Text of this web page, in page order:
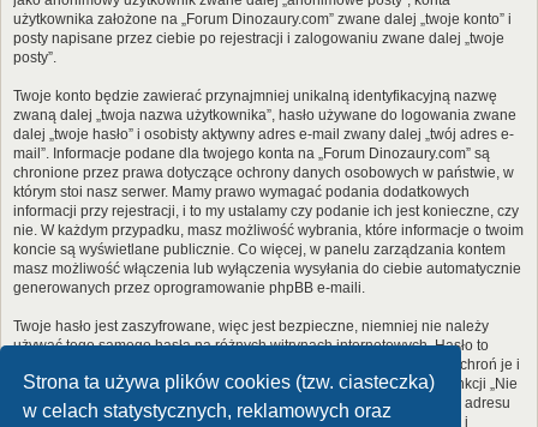
Strona ta używa plików cookies (tzw. ciasteczka)
w celach statystycznych, reklamowych oraz
użytkownika założone na „Forum Dinozaury.com” zwane dalej „twoje konto” i
posty napisane przez ciebie po rejestracji i zalogowaniu zwane dalej „twoje
posty”.
Twoje konto będzie zawierać przynajmniej unikalną identyfikacyjną nazwę
zwaną dalej „twoja nazwa użytkownika”, hasło używane do logowania zwane
dalej „twoje hasło” i osobisty aktywny adres e-mail zwany dalej „twój adres e-
mail”. Informacje podane dla twojego konta na „Forum Dinozaury.com” są
chronione przez prawa dotyczące ochrony danych osobowych w państwie, w
którym stoi nasz serwer. Mamy prawo wymagać podania dodatkowych
informacji przy rejestracji, i to my ustalamy czy podanie ich jest konieczne, czy
nie. W każdym przypadku, masz możliwość wybrania, które informacje o twoim
koncie są wyświetlane publicznie. Co więcej, w panelu zarządzania kontem
masz możliwość włączenia lub wyłączenia wysyłania do ciebie automatycznie
generowanych przez oprogramowanie phpBB e-maili.
Twoje hasło jest zaszyfrowane, więc jest bezpieczne, niemniej nie należy
używać tego samego hasła na różnych witrynach internetowych. Hasło to
umożliwia dostęp do twojego konta na „Forum Dinozaury.com”, więc chroń je i
w żadnym wypadku nie podawajnikomu. Jeśli je zapomnisz, użyj funkcji „Nie
pamiętam hasła”. Witryna poprosi cię o podanie nazwy użytkownika i adresu
e-mail. Po podaniu tych danych zostanie wygenerowane nowe hasło i